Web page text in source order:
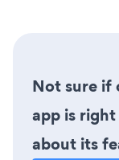
Not sure if
app is
about its